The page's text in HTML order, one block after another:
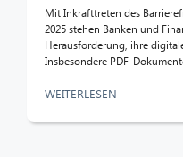
Mit Inkrafttreten des
2025 stehen Banken und
Herausforderung, ihre
Insbesondere PDF-
WEITERLESEN